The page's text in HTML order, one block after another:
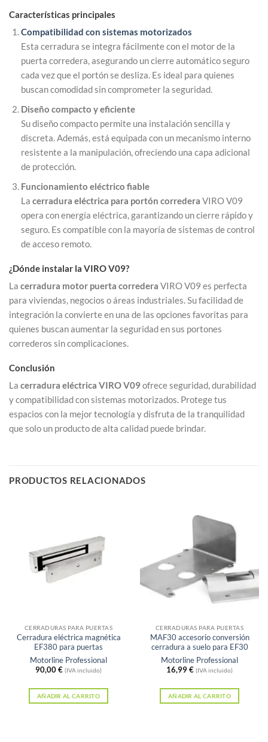
Características principales
Compatibilidad con sistemas motorizados
Esta cerradura se integra fácilmente con el motor de la
puerta corredera, asegurando un cierre automático seguro
cada vez que el portón se desliza. Es ideal para quienes
buscan comodidad sin comprometer la seguridad.
Diseño compacto y eficiente
Su diseño compacto permite una instalación sencilla y
discreta. Además, está equipada con un mecanismo interno
resistente a la manipulación, ofreciendo una capa adicional
de protección.
Funcionamiento eléctrico fiable
La cerradura eléctrica para portón corredera VIRO V09
opera con energía eléctrica, garantizando un cierre rápido y
seguro. Es compatible con la mayoría de sistemas de control
de acceso remoto.
¿Dónde instalar la VIRO V09?
La cerradura motor puerta corredera VIRO V09 es perfecta
para viviendas, negocios o áreas industriales. Su facilidad de
integración la convierte en una de las opciones favoritas para
quienes buscan aumentar la seguridad en sus portones
correderos sin complicaciones.
Conclusión
La cerradura eléctrica VIRO V09ofrece seguridad, durabilidad
y compatibilidad con sistemas motorizados. Protege tus
espacios con la mejor tecnología y disfruta de la tranquilidad
que solo un producto de alta calidad puede brindar.
PRODUCTOS RELACIONADOS
CERRADURAS PARA PUERTAS
Cerradura eléctrica magnética
EF380 para puertas
Motorline Professional
90,00€ (IVA incluido)
AÑADIR AL CARRITO
CERRADURAS PARA PUERTAS
MAF30 accesorio conversión
cerradura a suelo para EF30
Motorline Professional
16,99€ (IVA incluido)
AÑADIR AL CARRITO